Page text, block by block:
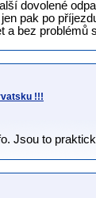
dovolené
pak po
a bez problémů
!!!
Jsou to